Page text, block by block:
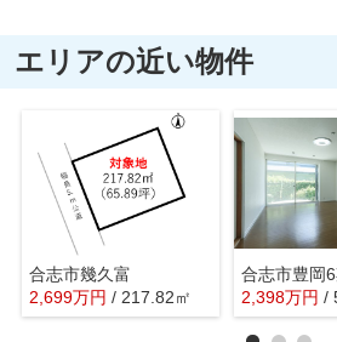
エリアの近い物件
合志市幾久富
2,699万円 / 217.82㎡
合志市豊岡
2,398万円 /